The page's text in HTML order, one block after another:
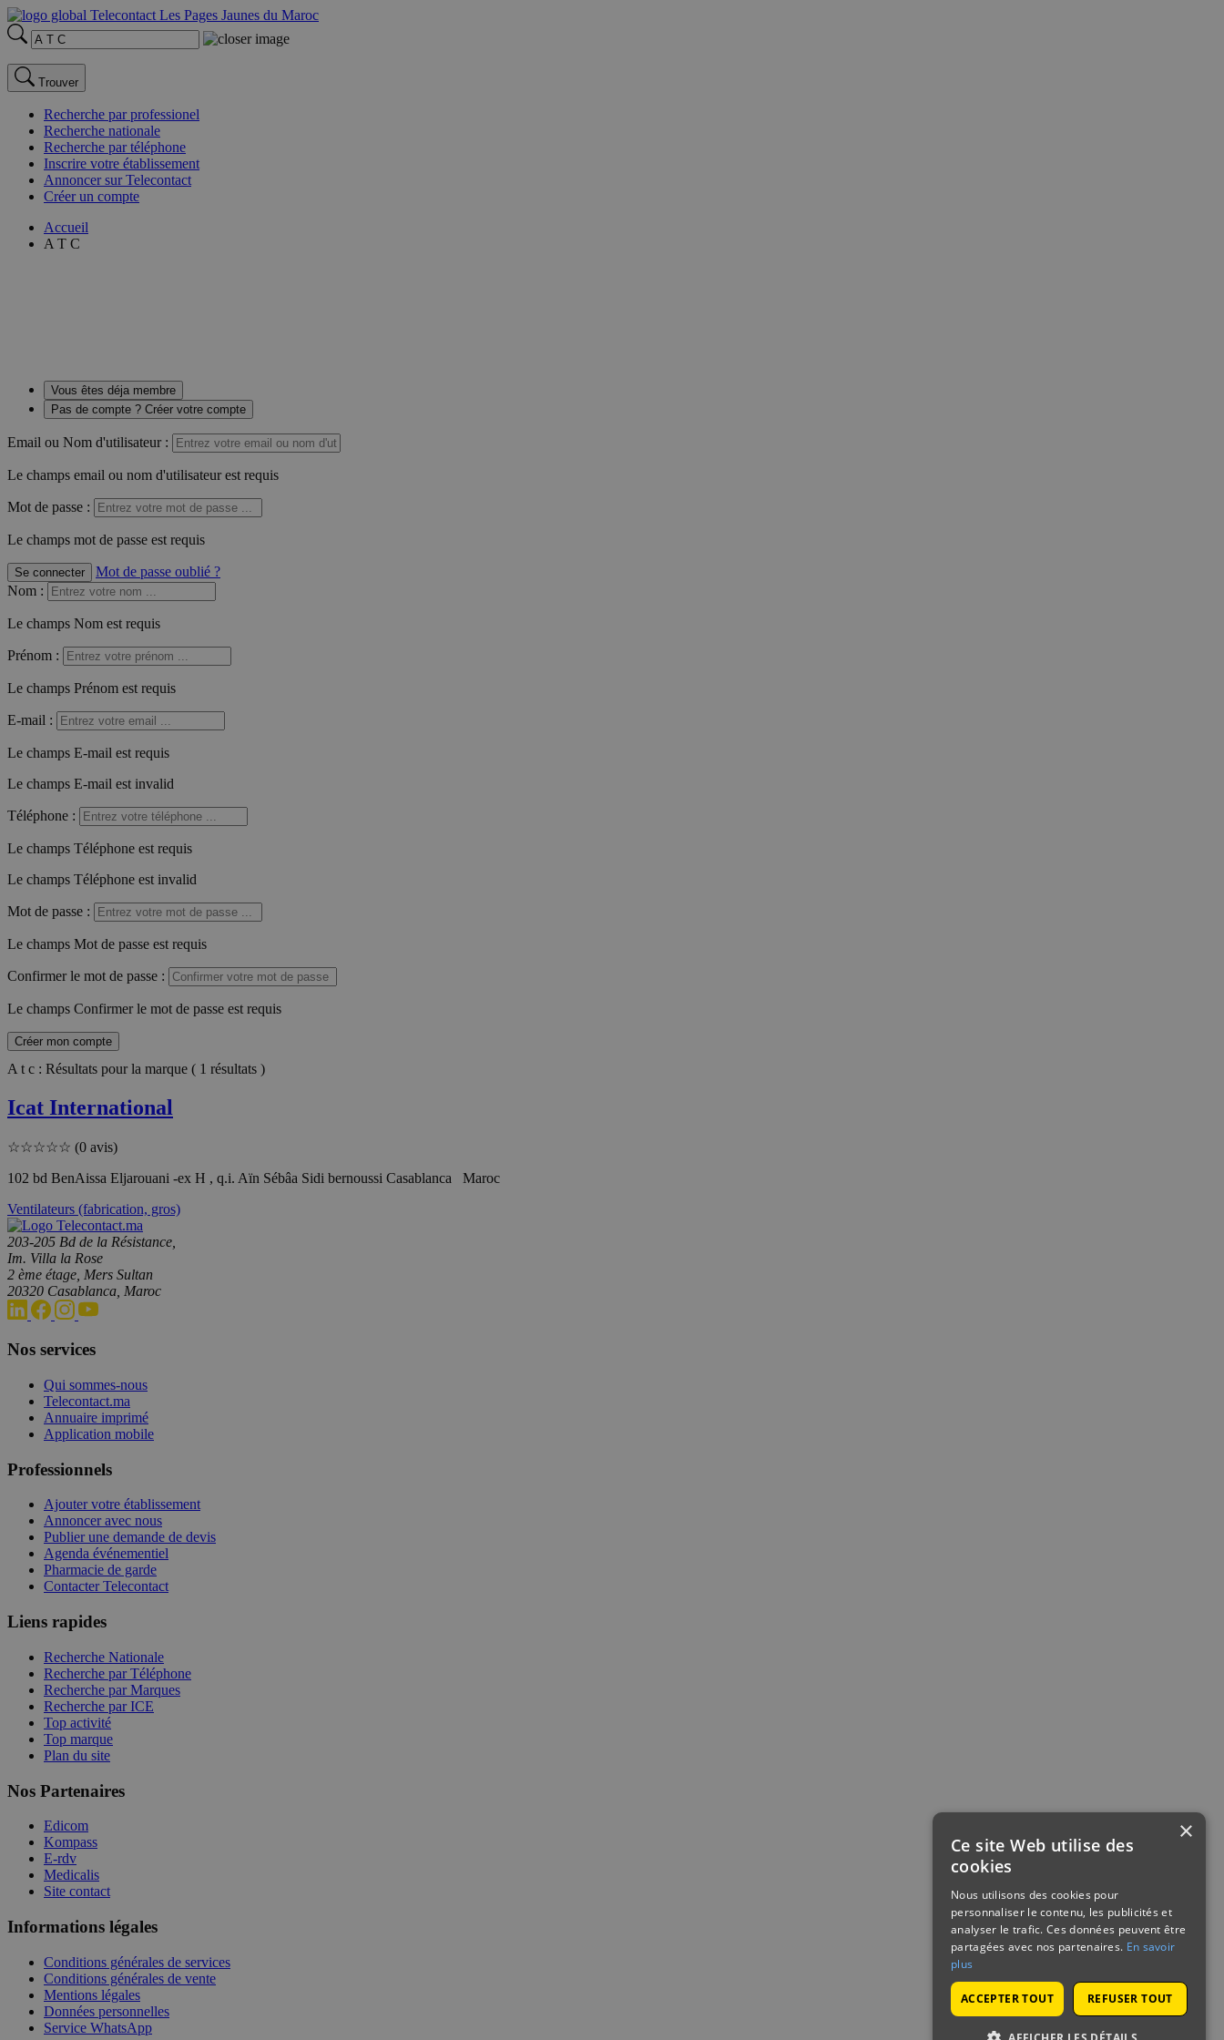
Trouver
Recherche par professionel
Recherche nationale
Recherche par téléphone
Inscrire votre établissement
Annoncer sur Telecontact
Créer un compte
Accueil
A T C
Vous êtes déja membre
Pas de compte ? Créer votre compte
Email ou Nom d'utilisateur :
Le champs email ou nom d'utilisateur est requis
Mot de passe :
Le champs mot de passe est requis
Se connecter
Mot de passe oublié ?
Nom :
Le champs Nom est requis
Prénom :
Le champs Prénom est requis
E-mail :
Le champs E-mail est requis
Le champs E-mail est invalid
Téléphone :
Le champs Téléphone est requis
Le champs Téléphone est invalid
Mot de passe :
Le champs Mot de passe est requis
Confirmer le mot de passe :
Le champs Confirmer le mot de passe est requis
Créer mon compte
A t c : Résultats pour la marque ( 1 résultats )
Icat International
☆☆☆☆☆ (0 avis)
102 bd BenAissa Eljarouani -ex H , q.i. Aïn Sébâa Sidi bernoussi Casablanca Maroc
Ventilateurs (fabrication, gros)
203-205 Bd de la Résistance,
Im. Villa la Rose
2 ème étage, Mers Sultan
20320 Casablanca, Maroc
Nos services
Qui sommes-nous
Telecontact.ma
Annuaire imprimé
Application mobile
Professionnels
Ajouter votre établissement
Annoncer avec nous
Publier une demande de devis
Agenda événementiel
Pharmacie de garde
Contacter Telecontact
Liens rapides
Recherche Nationale
Recherche par Téléphone
Recherche par Marques
Recherche par ICE
Top activité
Top marque
Plan du site
Nos Partenaires
Edicom
Kompass
E-rdv
Medicalis
Site contact
Informations légales
Conditions générales de services
Conditions générales de vente
Mentions légales
Données personnelles
Service WhatsApp
×
Ce site Web utilise des
cookies
Nous utilisons des cookies pour
personnaliser le contenu, les publicités et
analyser le trafic. Ces données peuvent être
partagées avec nos partenaires. En savoir
plus
ACCEPTER TOUT REFUSER TOUT